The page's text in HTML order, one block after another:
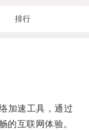
排行
加速工具，通过
的互联网体验。